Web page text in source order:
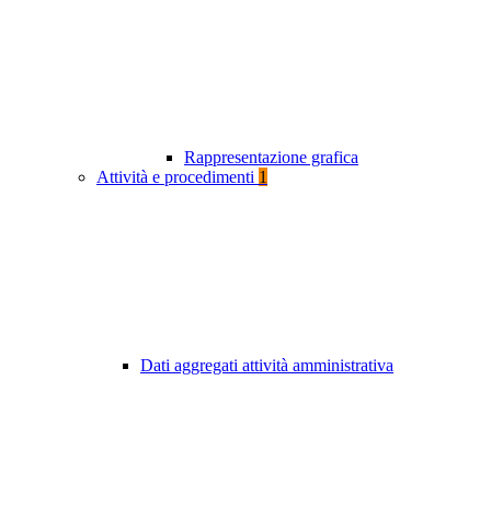
Rappresentazione grafica
Attività e procedimenti 1
Dati aggregati attività amministrativa